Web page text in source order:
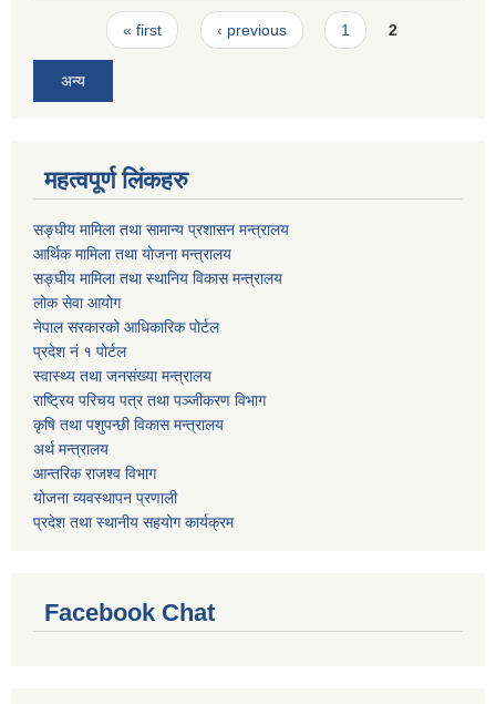
Pages« first ‹ previous 1 2
अन्य
महत्वपूर्ण लिंकहरु
सङ्घीय मामिला तथा सामान्य प्रशासन मन्त्रालय
आर्थिक मामिला तथा योजना मन्त्रालय
सङ्घीय मामिला तथा स्थानिय विकास मन्त्रालय
लोक सेवा आयोग
नेपाल सरकारको आधिकारिक पोर्टल
प्रदेश नं १ पोर्टल
स्वास्थ्य तथा जनसंख्या मन्त्रालय
राष्ट्रिय परिचय पत्र तथा पञ्जीकरण विभाग
कृषि तथा पशुपन्छी विकास मन्त्रालय
अर्थ मन्त्रालय
आन्तरिक राजश्व विभाग
योजना व्यवस्थापन प्रणाली
प्रदेश तथा स्थानीय सहयोग कार्यक्रम
Facebook Chat